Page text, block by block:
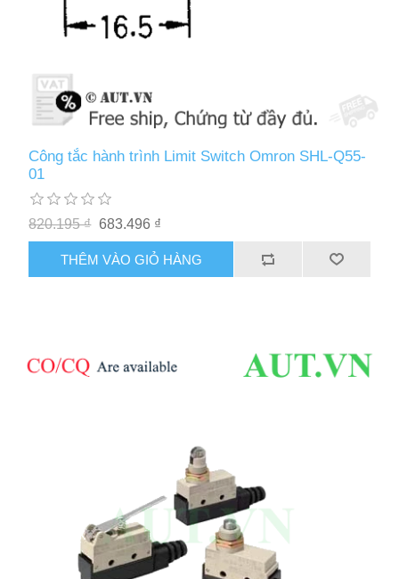
Công tắc hành trình Limit Switch Omron SHL-Q55-
01
820.195 ₫ 683.496 ₫
THÊM VÀO GIỎ HÀNG